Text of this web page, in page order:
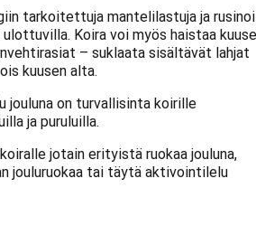
tarkoitettuja mantelilastuja ja
Koira voi myös haistaa
– suklaata sisältävät lahjat
kuusen alta.
jouluna on turvallisinta koirille
ja puruluilla.
jotain erityistä ruokaa jouluna,
jouluruokaa tai täytä aktivointilelu